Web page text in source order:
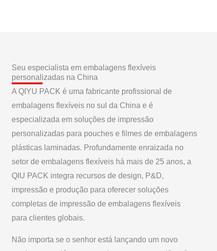
Seu especialista em embalagens flexíveis
personalizadas na China
A QIYU PACK é uma fabricante profissional de
embalagens flexíveis no sul da China e é
especializada em soluções de impressão
personalizadas para pouches e filmes de embalagens
plásticas laminadas. Profundamente enraizada no
setor de embalagens flexíveis há mais de 25 anos, a
QIU PACK integra recursos de design, P&D,
impressão e produção para oferecer soluções
completas de impressão de embalagens flexíveis
para clientes globais.
Não importa se o senhor está lançando um novo